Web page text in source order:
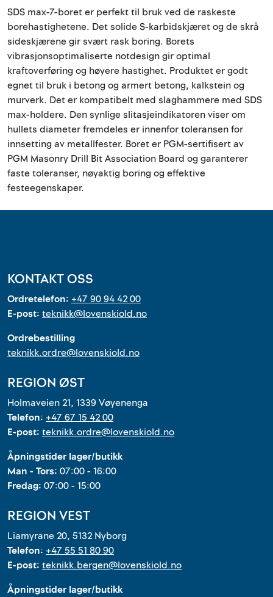
SDS max-7-boret er perfekt til bruk ved de raskeste
borehastighetene. Det solide S-karbidskjæret og de skrå
sideskjærene gir svært rask boring. Borets
vibrasjonsoptimaliserte notdesign gir optimal
kraftoverføring og høyere hastighet. Produktet er godt
egnet til bruk i betong og armert betong, kalkstein og
murverk. Det er kompatibelt med slaghammere med SDS
max-holdere. Den synlige slitasjeindikatoren viser om
hullets diameter fremdeles er innenfor toleransen for
innsetting av metallfester. Boret er PGM-sertifisert av
PGM Masonry Drill Bit Association Board og garanterer
faste toleranser, nøyaktig boring og effektive
festeegenskaper.
KONTAKT OSS
Ordretelefon: +47 90 94 42 00
E-post: teknikk@lovenskiold.no
Ordrebestilling
teknikk.ordre@lovenskiold.no
REGION ØST
Holmaveien 21, 1339 Vøyenenga
Telefon: +47 67 15 42 00
E-post: teknikk.ordre@lovenskiold.no
Åpningstider lager/butikk
Man - Tors: 07:00 - 16:00
Fredag: 07:00 - 15:00
REGION VEST
Liamyrane 20, 5132 Nyborg
Telefon: +47 55 51 80 90
E-post: teknikk.bergen@lovenskiold.no
Åpningstider lager/butikk